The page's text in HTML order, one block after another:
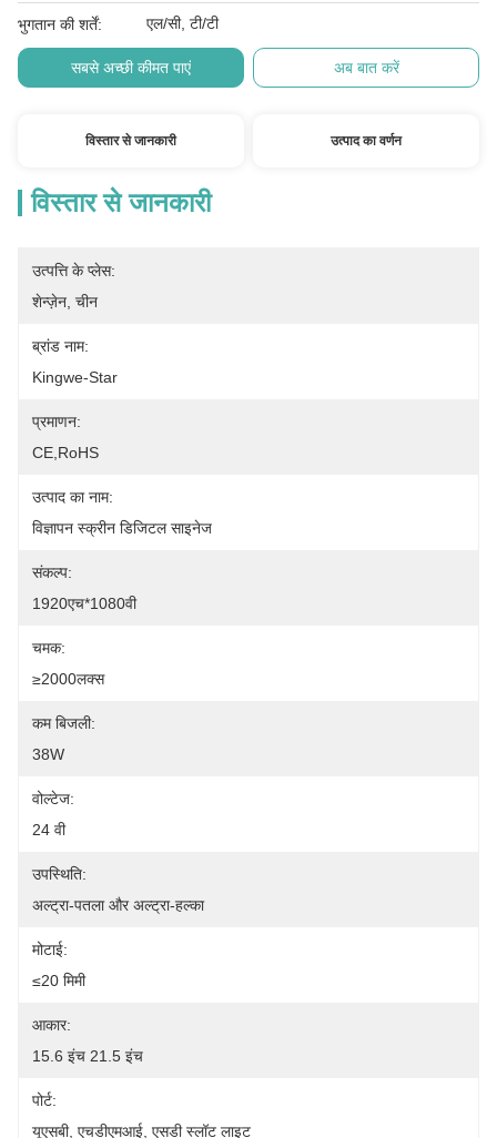
भुगतान की शर्तें: एल/सी, टी/टी
सबसे अच्छी कीमत पाएं अब बात करें
विस्तार से जानकारी उत्पाद का वर्णन
विस्तार से जानकारी
उत्पत्ति के प्लेस:
शेन्ज़ेन, चीन
ब्रांड नाम:
Kingwe-Star
प्रमाणन:
CE,RoHS
उत्पाद का नाम:
विज्ञापन स्क्रीन डिजिटल साइनेज
संकल्प:
1920एच*1080वी
चमक:
≥2000लक्स
कम बिजली:
38W
वोल्टेज:
24 वी
उपस्थिति:
अल्ट्रा-पतला और अल्ट्रा-हल्का
मोटाई:
≤20 मिमी
आकार:
15.6 इंच 21.5 इंच
पोर्ट:
यूएसबी, एचडीएमआई, एसडी स्लॉट लाइट